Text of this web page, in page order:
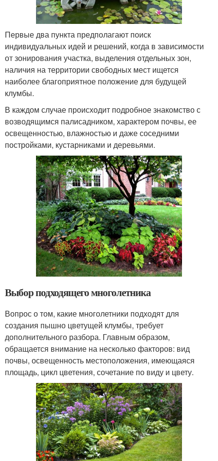
Первые два пункта предполагают поиск
индивидуальных идей и решений, когда в зависимости
от зонирования участка, выделения отдельных зон,
наличия на территории свободных мест ищется
наиболее благоприятное положение для будущей
клумбы.
В каждом случае происходит подробное знакомство с
возводящимся палисадником, характером почвы, ее
освещенностью, влажностью и даже соседними
постройками, кустарниками и деревьями.
Выбор подходящего многолетника
Вопрос о том, какие многолетники подходят для
создания пышно цветущей клумбы, требует
дополнительного разбора. Главным образом,
обращается внимание на несколько факторов: вид
почвы, освещенность местоположения, имеющаяся
площадь, цикл цветения, сочетание по виду и цвету.